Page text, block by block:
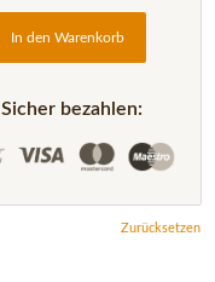
Zurücksetzen
In den Warenkorb
Sicher bezahlen: